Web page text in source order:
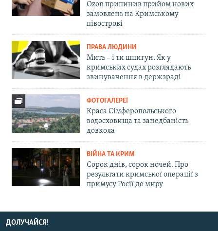
Ozon припинив прийом нових
замовлень на Кримському
півострові
ПРАВА ЛЮДИНИ
Мить – і ти шпигун. Як у
кримських судах розглядають
звинувачення в держзраді
ФОТОГАЛЕРЕЇ
Краса Сімферопольського
водосховища та занедбаність
довкола
ВІЙНА ТА КРИМ
Сорок днів, сорок ночей. Про
результати кримської операції з
примусу Росії до миру
ДОЛУЧАЙСЯ!